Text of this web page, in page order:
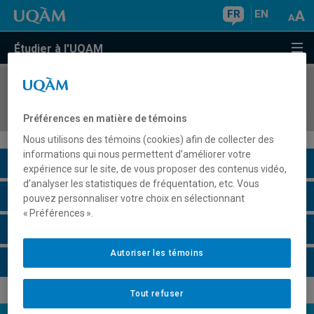
FR EN
Étudier à l'UQAM
COURS//
Description du cours
Horaire - Été 2026
Préférences en matière de témoins
Nous utilisons des témoins (cookies) afin de collecter des
informations qui nous permettent d’améliorer votre
expérience sur le site, de vous proposer des contenus vidéo,
d’analyser les statistiques de fréquentation, etc. Vous
pouvez personnaliser votre choix en sélectionnant
« Préférences ».
Tout refuser
Autoriser les témoins